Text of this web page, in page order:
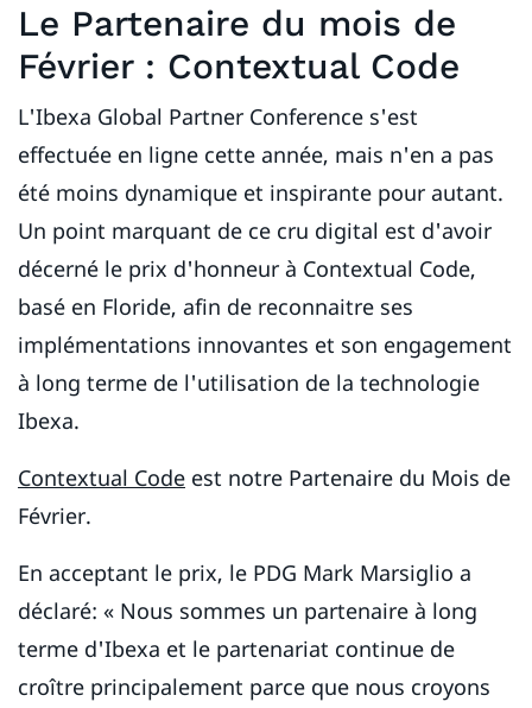
Le Partenaire du mois de
Février : Contextual Code
L'Ibexa Global Partner Conference s'est
effectuée en ligne cette année, mais n'en a pas
été moins dynamique et inspirante pour autant.
Un point marquant de ce cru digital est d'avoir
décerné le prix d'honneur à Contextual Code,
basé en Floride, afin de reconnaitre ses
implémentations innovantes et son engagement
à long terme de l'utilisation de la technologie
Ibexa.
Contextual Code est notre Partenaire du Mois de
Février.
En acceptant le prix, le PDG Mark Marsiglio a
déclaré: « Nous sommes un partenaire à long
terme d'Ibexa et le partenariat continue de
croître principalement parce que nous croyons